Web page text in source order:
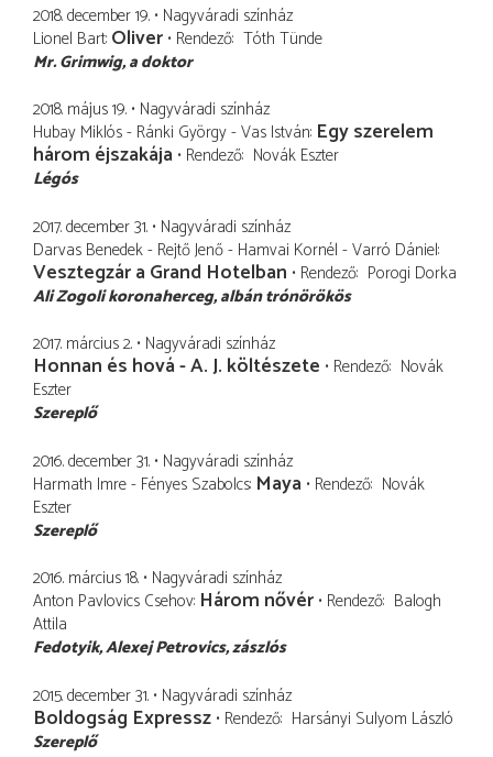
2018. december 19. Nagyváradi színház
Lionel Bart Oliver Rendező Tóth Tünde
Mr. Grimwig a doktor
2018. május 19. Nagyváradi színház
Hubay Miklós - Ránki György - Vas István Egy szerelem
három éjszakája Rendező Novák Eszter
Légós
2017. december 31. Nagyváradi színház
Darvas Benedek - Rejtő Jenő - Hamvai Kornél - Varró Dániel
Vesztegzár a Grand Hotelban Rendező Porogi Dorka
Ali Zogoli koronaherceg albán trónörökös
2017. március 2. Nagyváradi színház
Honnan és hová - A. J. költészete Rendező Novák
Eszter
Szereplő
2016. december 31. Nagyváradi színház
Harmath Imre - Fényes Szabolcs Maya Rendező Novák
Eszter
Szereplő
2016. március 18. Nagyváradi színház
Anton Pavlovics Csehov Három nővér Rendező Balogh
Attila
Fedotyik, Alexej Petrovics zászlós
2015. december 31. Nagyváradi színház
Boldogság Expressz Rendező Harsányi Sulyom László
Szereplő